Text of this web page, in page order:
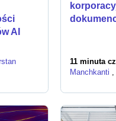
AI
11 minuta
Manchkanti ,